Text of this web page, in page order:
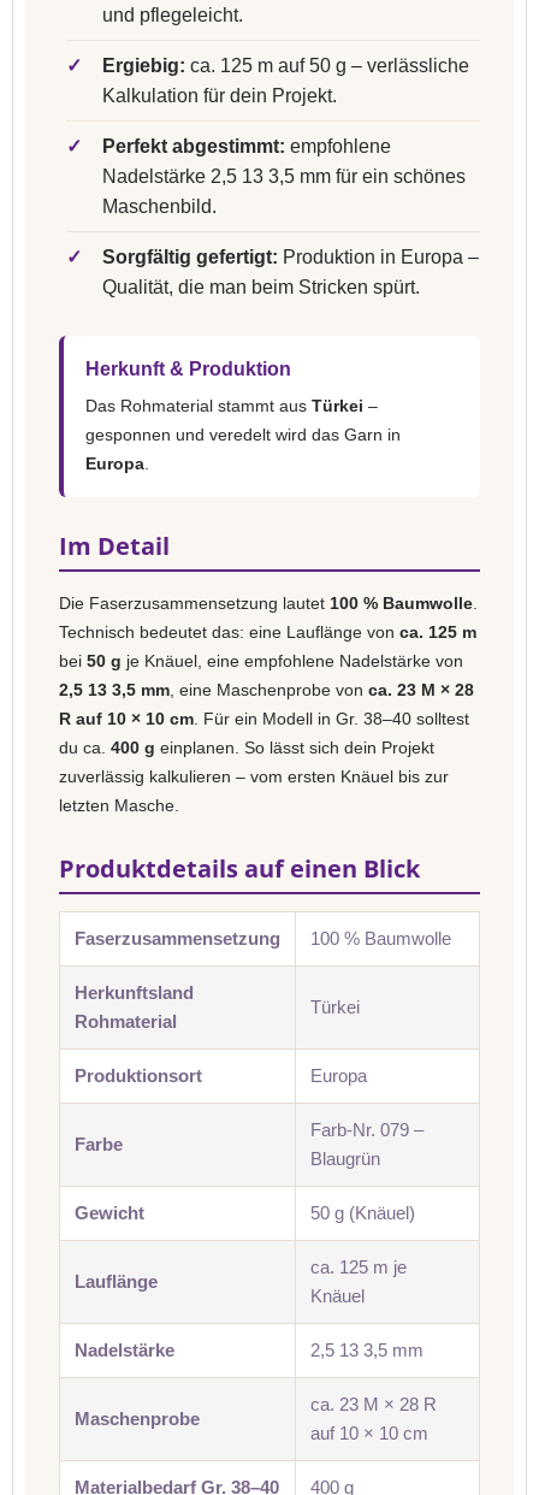
und pflegeleicht.
✓ Ergiebig: ca. 125 m auf 50 g – verlässliche
Kalkulation für dein Projekt.
✓ Perfekt abgestimmt: empfohlene
Nadelstärke 2,5 13 3,5 mm für ein schönes
Maschenbild.
✓ Sorgfältig gefertigt: Produktion in Europa –
Qualität, die man beim Stricken spürt.
Herkunft & Produktion
Das Rohmaterial stammt aus Türkei –
gesponnen und veredelt wird das Garn in
Europa
Im Detail
Die Faserzusammensetzung lautet 100 % Baumwolle
Technisch bedeutet das: eine Lauflänge von ca. 125 m
bei 50 g je Knäuel, eine empfohlene Nadelstärke von
2,5 13 3,5 mm , eine Maschenprobe von ca. 23 M × 28
R auf 10 × 10 cm . Für ein Modell in Gr. 38–40 solltest
du ca. 400 g einplanen. So lässt sich dein Projekt
zuverlässig kalkulieren – vom ersten Knäuel bis zur
letzten Masche.
Produktdetails auf einen Blick
Faserzusammensetzung 100 % Baumwolle
Herkunftsland
Rohmaterial
Türkei
Produktionsort Europa
Farbe
Farb-Nr. 079 –
Blaugrün
Gewicht 50 g (Knäuel)
Lauflänge
ca. 125 m je
Knäuel
Nadelstärke 2,5 13 3,5 mm
Maschenprobe
ca. 23 M × 28 R
auf 10 × 10 cm
Materialbedarf Gr. 38–40 400 g